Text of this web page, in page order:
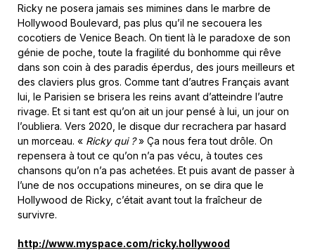
Ricky ne posera jamais ses mimines dans le marbre de
Hollywood Boulevard, pas plus qu’il ne secouera les
cocotiers de Venice Beach. On tient là le paradoxe de son
génie de poche, toute la fragilité du bonhomme qui rêve
dans son coin à des paradis éperdus, des jours meilleurs et
des claviers plus gros. Comme tant d’autres Français avant
lui, le Parisien se brisera les reins avant d’atteindre l’autre
rivage. Et si tant est qu’on ait un jour pensé à lui, un jour on
l’oubliera. Vers 2020, le disque dur recrachera par hasard
un morceau. « Ricky qui ?» Ça nous fera tout drôle. On
repensera à tout ce qu’on n’a pas vécu, à toutes ces
chansons qu’on n’a pas achetées. Et puis avant de passer à
l’une de nos occupations mineures, on se dira que le
Hollywood de Ricky, c’était avant tout la fraîcheur de
survivre.
http://www.myspace.com/ricky.hollywood